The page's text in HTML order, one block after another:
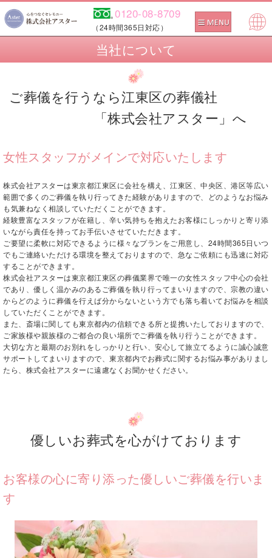
0120-08-8709
（24時間365日対応）
Pow
当社について
ご葬儀を行うなら江東区の葬儀社
「株式会社アスター」へ
女性スタッフがメインで対応いたします
株式会社アスターは東京都江東区に会社を構え、江東区、中央区、港区等広い
範囲で多くのご葬儀を執り行ってきた経験がありますので、どのようなお悩み
も気兼ねなく相談していただくことができます。
経験豊富なスタッフが在籍し、辛い気持ちを抱えたお客様にしっかりと寄り添
いながら責任を持ってお手伝いさせていただきます。
ご要望に柔軟に対応できるように様々なプランをご用意し、24時間365日いつ
でもご連絡いただける環境を整えておりますので、急なご依頼にも迅速に対応
することができます。
株式会社アスターは東京都江東区の葬儀業界で唯一の女性スタッフ中心の会社
であり、優しく温かみのあるご葬儀を執り行ってまいりますので、宗教の違い
からどのように葬儀を行えば分からないという方でも落ち着いてお悩みを相談
していただくことができます。
また、斎場に関しても東京都内の信頼できる所と提携いたしておりますので、
ご家族様や親族様のご都合の良い場所でご葬儀を執り行うことができます。
大切な方と最期のお別れをしっかりと行い、安心して旅立てるように誠心誠意
サポートしてまいりますので、東京都内でお葬式に関するお悩み事がありまし
たら、株式会社アスターに遠慮なくお聞かせください。
優しいお葬式を心がけております
お客様の心に寄り添った優しいご葬儀を行いま
す